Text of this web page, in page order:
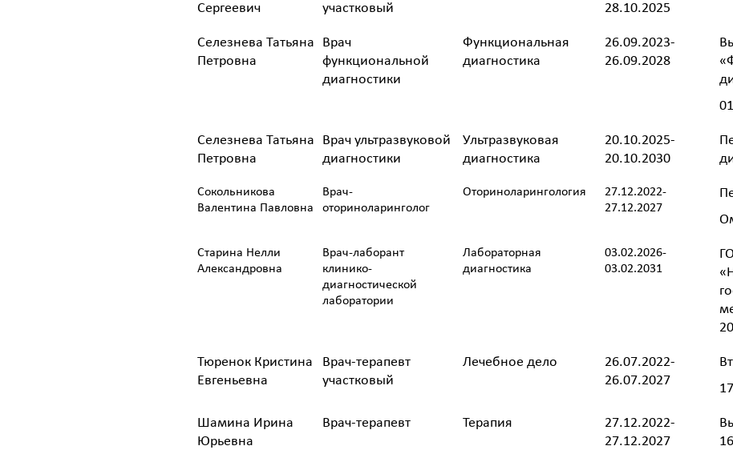
Сергеевич
участковый
28.10.2025
Селезнева Татьяна
Петровна
Врач
функциональной
диагностики
Функциональная
диагностика
26.09.2023-
26.09.2028
Селезнева Татьяна
Петровна
Врач ультразвуковой
диагностики
Ультразвуковая
диагностика
20.10.2025-
20.10.2030
Сокольникова
Валентина Павловна
Врач-
оториноларинголог
Оториноларингология
27.12.2022-
27.12.2027
Старина Нелли
Александровна
Врач-лаборант
клинико-
диагностической
лаборатории
Лабораторная
диагностика
03.02.2026-
03.02.2031
Тюренок Кристина
Евгеньевна
Врач-терапевт
участковый
Лечебное дело
26.07.2022-
26.07.2027
Шамина Ирина
Юрьевна
Врач-терапевт Терапия
27.12.2022-
27.12.2027